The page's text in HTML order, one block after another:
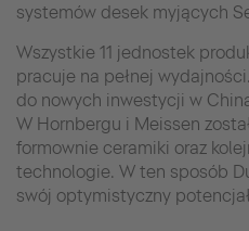
systemów desek myjących
Wszystkie 11 jednostek
pracuje na pełnej
do nowych inwestycji w
W Hornbergu i Meissen
formownie ceramiki oraz
technologie. W ten sposób
swój optymistyczny